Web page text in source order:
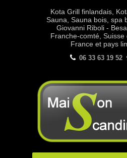
Kota Grill finlandais,
Sauna, Sauna bois, spa
Giovanni Riboli -
Franche-comté, Suisse
France et pays
06 33 63 19 52